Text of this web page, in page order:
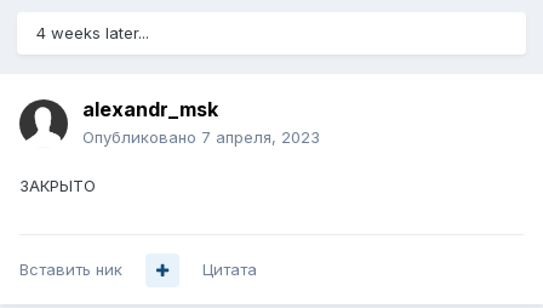
4 weeks later...
alexandr_msk
Опубликовано 7 апреля, 2023
ЗАКРЫТО
Вставить ник Цитата